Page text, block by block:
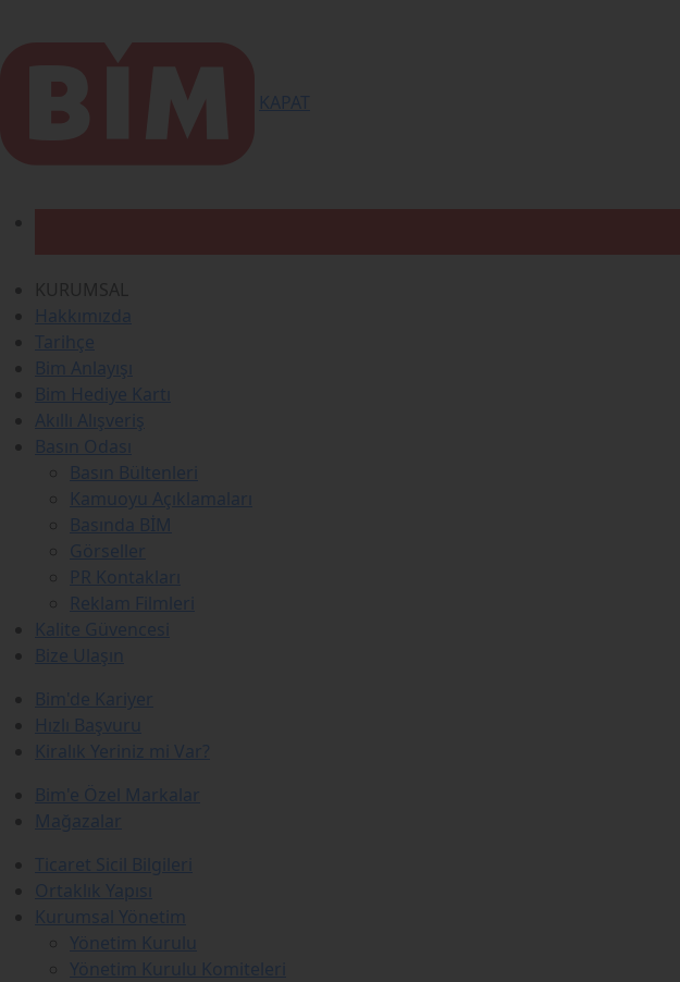
KAPAT
Hakkımızda
Tarihçe
Bim Anlayışı
Bim Hediye Kartı
Akıllı Alışveriş
Basın Odası
Basın Bültenleri
Kamuoyu Açıklamaları
Basında BİM
Görseller
PR Kontakları
Reklam Filmleri
Kalite Güvencesi
Bize Ulaşın
Bim'de Kariyer
Hızlı Başvuru
Kiralık Yeriniz mi Var?
Bim'e Özel Markalar
Mağazalar
Ticaret Sicil Bilgileri
Ortaklık Yapısı
Kurumsal Yönetim
Yönetim Kurulu
Yönetim Kurulu Komiteleri